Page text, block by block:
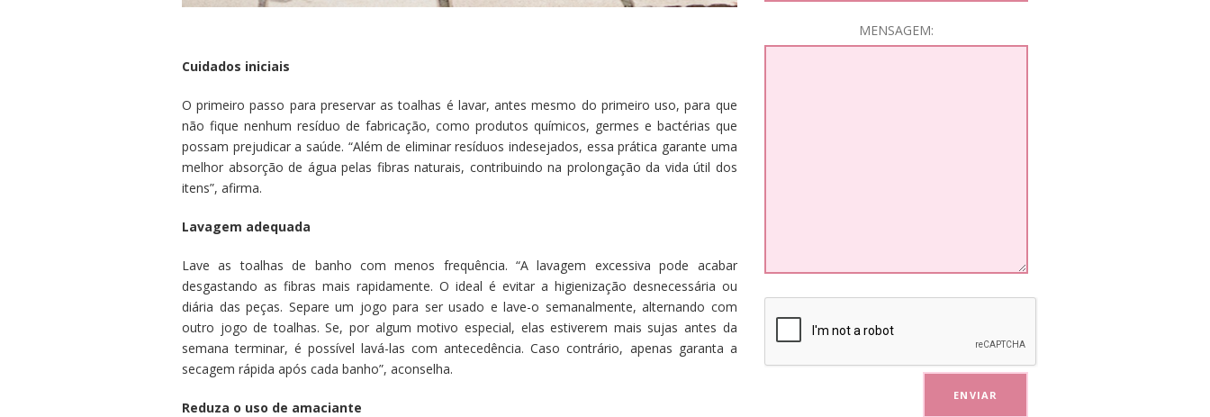
Cuidados iniciais
O primeiro passo para preservar as toalhas é lavar, antes mesmo do primeiro uso, para que
não fique nenhum resíduo de fabricação, como produtos químicos, germes e bactérias que
possam prejudicar a saúde. “Além de eliminar resíduos indesejados, essa prática garante uma
melhor absorção de água pelas fibras naturais, contribuindo na prolongação da vida útil dos
itens”, afirma.
Lavagem adequada
Lave as toalhas de banho com menos frequência. “A lavagem excessiva pode acabar
desgastando as fibras mais rapidamente. O ideal é evitar a higienização desnecessária ou
diária das peças. Separe um jogo para ser usado e lave-o semanalmente, alternando com
outro jogo de toalhas. Se, por algum motivo especial, elas estiverem mais sujas antes da
semana terminar, é possível lavá-las com antecedência. Caso contrário, apenas garanta a
secagem rápida após cada banho”, aconselha.
Reduza o uso de amaciante
MENSAGEM: